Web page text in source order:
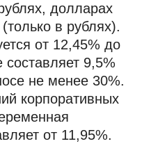
долларах
в рублях).
от 12,45% до
9,5%
не менее 30%.
корпоративных
от 11,95%.